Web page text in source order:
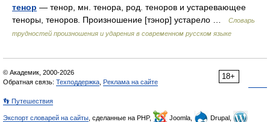
тенор — тенор, мн. тенора, род. теноров и устаревающее
теноры, теноров. Произношение [тэнор] устарело …
Словарь
трудностей произношения и ударения в современном русском языке
18+
© Академик, 2000-2026
Обратная связь: Техподдержка Реклама на сайте
👣 Путешествия
Экспорт словарей на сайты , сделанные на PHP, Joomla,
Drupal,